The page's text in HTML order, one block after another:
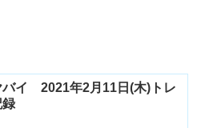
バイ 2021年2月11日(木)トレ
録